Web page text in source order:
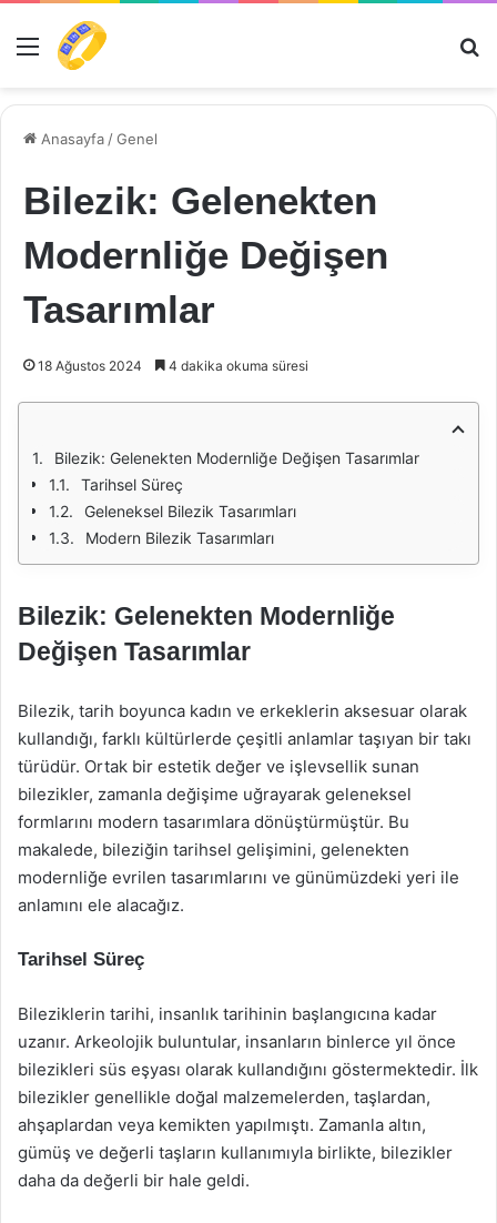
Menü
Anasayfa /Genel
Bilezik: Gelenekten
Modernliğe Değişen
Tasarımlar
18 Ağustos 2024 4 dakika okuma süresi
Bilezik: Gelenekten Modernliğe Değişen Tasarımlar
Tarihsel Süreç
Geleneksel Bilezik Tasarımları
Modern Bilezik Tasarımları
Bilezik: Gelenekten Modernliğe
Değişen Tasarımlar
Bilezik, tarih boyunca kadın ve erkeklerin aksesuar olarak
kullandığı, farklı kültürlerde çeşitli anlamlar taşıyan bir takı
türüdür. Ortak bir estetik değer ve işlevsellik sunan
bilezikler, zamanla değişime uğrayarak geleneksel
formlarını modern tasarımlara dönüştürmüştür. Bu
makalede, bileziğin tarihsel gelişimini, gelenekten
modernliğe evrilen tasarımlarını ve günümüzdeki yeri ile
anlamını ele alacağız.
Tarihsel Süreç
Bileziklerin tarihi, insanlık tarihinin başlangıcına kadar
uzanır. Arkeolojik buluntular, insanların binlerce yıl önce
bilezikleri süs eşyası olarak kullandığını göstermektedir. İlk
bilezikler genellikle doğal malzemelerden, taşlardan,
ahşaplardan veya kemikten yapılmıştı. Zamanla altın,
gümüş ve değerli taşların kullanımıyla birlikte, bilezikler
daha da değerli bir hale geldi.